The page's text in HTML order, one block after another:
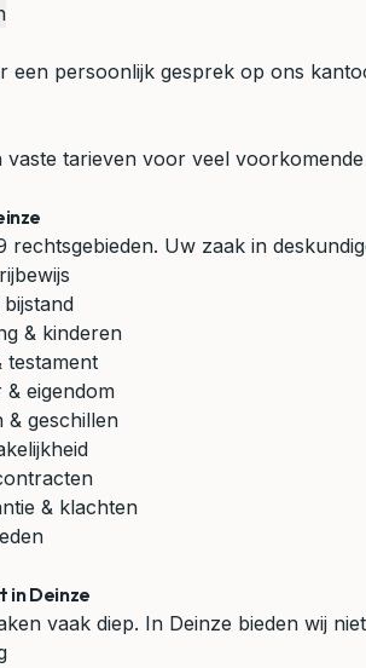
een persoonlijk gesprek op ons
tarieven voor veel
Uw zaak in
bijstand
& kinderen
testament
& eigendom
& geschillen
& klachten
in Deinze
vaak diep. In Deinze bieden wij